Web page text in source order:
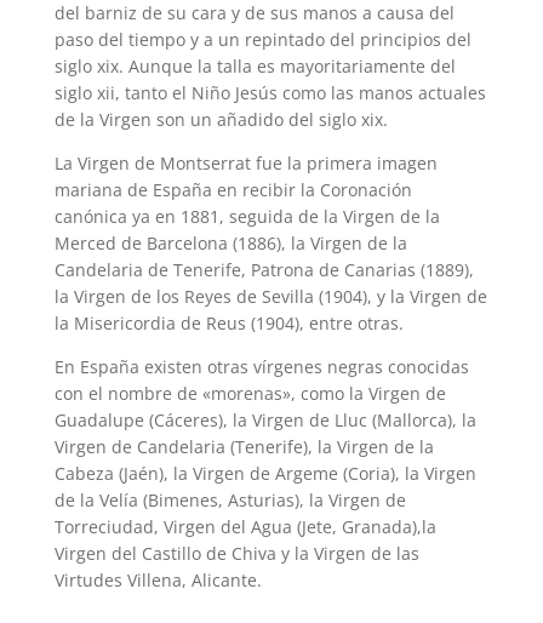
del barniz de su cara y de sus manos a causa del
paso del tiempo​ y a un repintado del principios del
siglo xix.​ Aunque la talla es mayoritariamente del
siglo xii, tanto el Niño Jesús como las manos actuales
de la Virgen son un añadido del siglo xix.
La Virgen de Montserrat fue la primera imagen
mariana de España en recibir la Coronación
canónica ya en 1881, seguida de la Virgen de la
Merced de Barcelona (1886), la Virgen de la
Candelaria de Tenerife, Patrona de Canarias (1889),
la Virgen de los Reyes de Sevilla (1904), y la Virgen de
la Misericordia de Reus (1904), entre otras.
En España existen otras vírgenes negras conocidas
con el nombre de «morenas», como la Virgen de
Guadalupe (Cáceres), la Virgen de Lluc (Mallorca), la
Virgen de Candelaria (Tenerife), la Virgen de la
Cabeza (Jaén), la Virgen de Argeme (Coria), la Virgen
de la Velía (Bimenes, Asturias), la Virgen de
Torreciudad, Virgen del Agua (Jete, Granada),la
Virgen del Castillo de Chiva y la Virgen de las
Virtudes Villena, Alicante.